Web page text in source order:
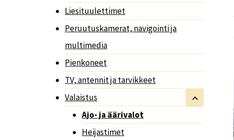
Liesituulettimet
Peruutuskamerat, navigointi ja
multimedia
Pienkoneet
TV, antennit ja tarvikkeet
Valaistus
Ajo- ja äärivalot
Heijastimet